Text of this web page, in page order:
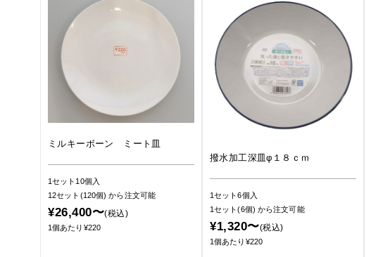
ミルキーボーン ミート皿
1セット10個入
12セット(120個)から注文可能
¥26,400〜(税込)
1個あたり¥220
撥水加工深皿φ１８ｃｍ
1セット6個入
1セット(6個) から注文可能
¥1,320〜(税込)
1個あたり¥220